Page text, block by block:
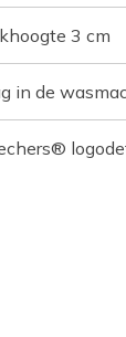
3 cm
in de